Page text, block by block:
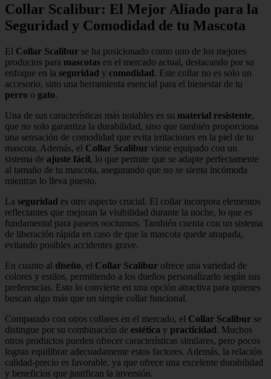
Collar Scalibur: El Mejor Aliado para la
Seguridad y Comodidad de tu Mascota
El Collar Scalibur se ha posicionado como uno de los mejores
productos para mascotas en el mercado actual, destacando por su
enfoque en la seguridad y comodidad. Este collar no es solo un
accesorio, sino una herramienta esencial para el bienestar de tu
perro o gato.
Una de sus características más notables es su material resistente,
que no solo garantiza la durabilidad, sino que también proporciona
una sensación de comodidad que evita irritaciones en la piel de tu
mascota. Además, el Collar Scalibur viene equipado con un
sistema de ajuste fácil, lo que permite que se adapte perfectamente
al tamaño de tu mascota, asegurando que no se sienta incómoda
mientras lo lleva puesto.
La seguridad es otro aspecto crucial. El collar incorpora elementos
reflectantes que mejoran la visibilidad durante la noche, lo que es
fundamental para paseos nocturnos. También cuenta con un sistema
de liberación rápida en caso de que la mascota quede atrapada,
evitando posibles accidentes grave.
En cuanto al diseño, el Collar Scalibur ofrece una variedad de
colores y estilos, permitiendo a los dueños personalizarlo según sus
preferencias. Esto lo convierte en una opción atractiva para quienes
buscan algo más que un simple collar funcional.
Comparado con otros collares en el mercado, el Collar Scalibur se
distingue por su combinación de estética y practicidad. Muchos
otros productos pueden ofrecer características similares, pero pocos
logran equilibrar adecuadamente estos factores. Además, la relación
calidad-precio es favorable, ya que ofrece una excelente durabilidad
y beneficios que justifican la inversión.